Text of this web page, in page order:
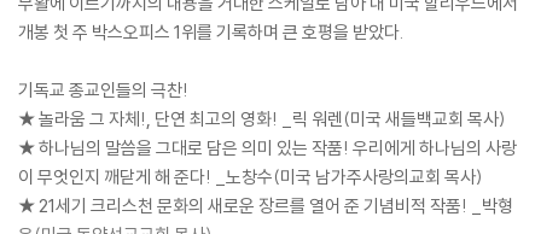
개봉 첫 주 박스오피스 1위를 기록하며 큰 호평을 받았다.
기독교 종교인들의 극찬!
★ 놀라움 그 자체!, 단연 최고의 영화! _릭 워렌(미국 새들백교회 목사)
★ 하나님의 말씀을 그대로 담은 의미 있는 작품! 우리에게 하나님의 사랑
이 무엇인지 깨닫게 해 준다! _노창수(미국 남가주사랑의교회 목사)
★ 21세기 크리스천 문화의 새로운 장르를 열어 준 기념비적 작품! _박형